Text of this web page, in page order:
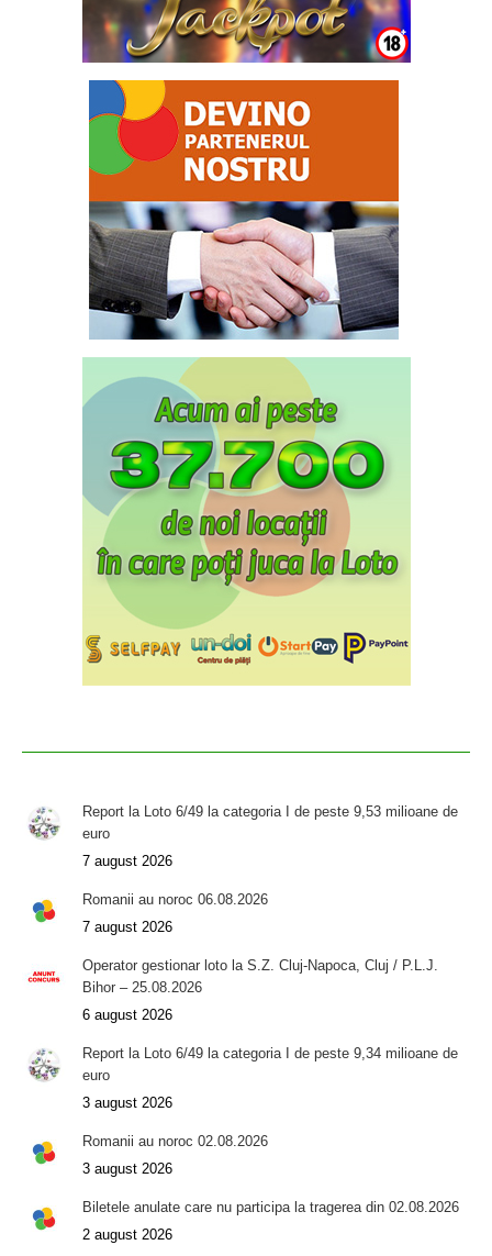
Report la Loto 6/49 la categoria I de peste 9,53 milioane de
euro
7 august 2026
Romanii au noroc 06.08.2026
7 august 2026
Operator gestionar loto la S.Z. Cluj-Napoca, Cluj / P.L.J.
Bihor – 25.08.2026
6 august 2026
Report la Loto 6/49 la categoria I de peste 9,34 milioane de
euro
3 august 2026
Romanii au noroc 02.08.2026
3 august 2026
Biletele anulate care nu participa la tragerea din 02.08.2026
2 august 2026